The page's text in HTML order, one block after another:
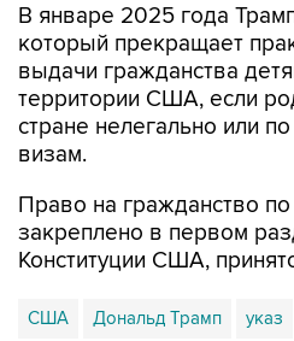
В январе 2025 года
который прекращает
выдачи гражданства
территории США, если
стране нелегально или
визам.
Право на гражданство
закреплено в первом
Конституции США,
США Дональд Трамп указ